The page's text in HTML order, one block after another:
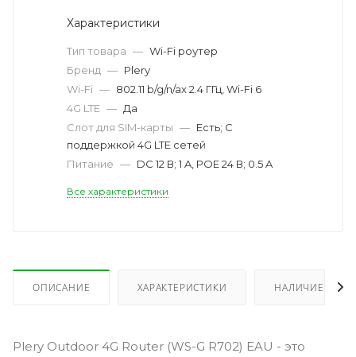
Характеристики
Тип товара — Wi-Fi роутер
Бренд — Plery
Wi-Fi — 802.11 b/g/n/ax 2.4 ГГц, Wi-Fi 6
4G LTE — Да
Слот для SIM-карты — Есть; С
поддержкой 4G LTE сетей
Питание — DC 12 В; 1 A, POE 24 В; 0.5 A
Все характеристики
ОПИСАНИЕ ХАРАКТЕРИСТИКИ НАЛИЧИЕ
Plery Outdoor 4G Router (WS-G R702) EAU - это